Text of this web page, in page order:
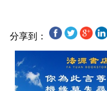
分享到：